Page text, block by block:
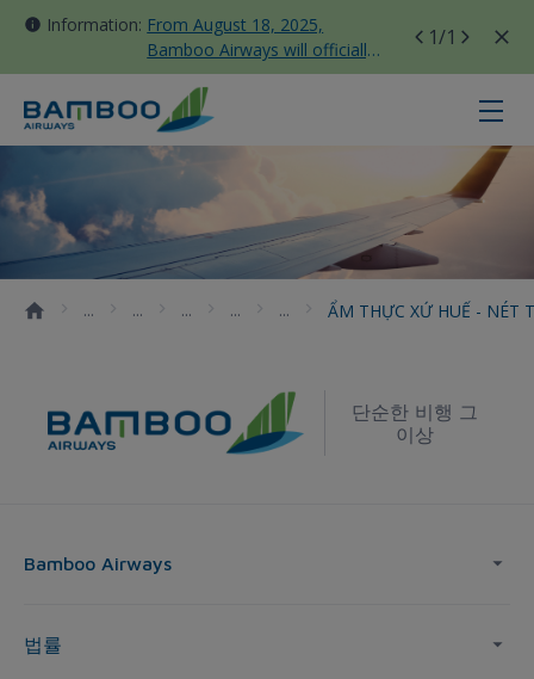
Information: From August 18, 2025,
Bamboo Airways will officially
move all domestic flights to
Tan Son Nhat Terminal T3
1/1
ẨM THỰC XỨ HUẾ - NÉT TINH
ẨM THỰC XỨ HUẾ - NÉT
단순한 비행 그
이상
Bamboo Airways
법률